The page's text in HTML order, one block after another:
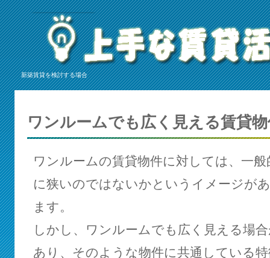
新築賃貸を検討する場合
ワンルームでも広く見える賃貸
ワンルームの賃貸物件に対しては、一般
に狭いのではないかというイメージが
ます。
しかし、ワンルームでも広く見える場
あり、そのような物件に共通している